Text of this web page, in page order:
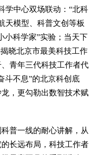
学中心双场联动：“北科
天模型、科普文创等板
小科学家”实验；当天下
晓北京市最美科技工作
青年三代科技工作者代
斗不息”的北京科创底
，更勾勒出数智技术赋
普一线的耐心讲解，从
长远布局，科技工作者